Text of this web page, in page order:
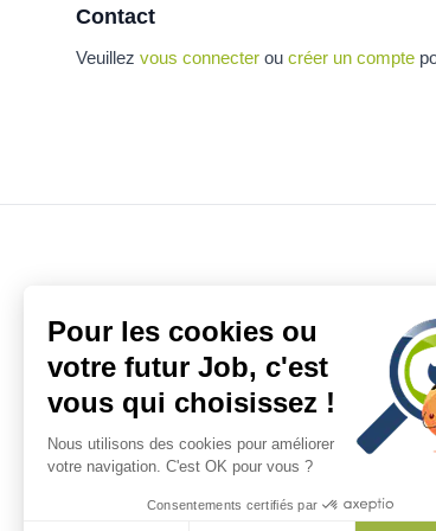
Contact
Veuillez vous connecter ou créer un compte
Remplacement kiné Offres urgentes Mission kiné
Remplacement kiné LilleRemplacement kiné
Remplacement kiné Occitanie
Pour les cookies ou
votre futur Job, c'est
vous qui choisissez !
Nous utilisons des cookies pour améliorer
votre navigation. C'est OK pour vous ?
Consentements certifiés par